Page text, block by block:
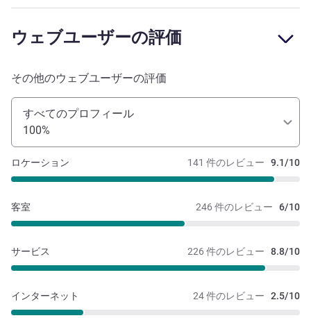
ウェブユーザーの評価
その他のウェブユーザーの評価
すべてのプロフィール
100%
141 件のレビュー 9.1/10
ロケーション
246 件のレビュー 6/10
客室
226 件のレビュー 8.8/10
サービス
24 件のレビュー 2.5/10
インターネット